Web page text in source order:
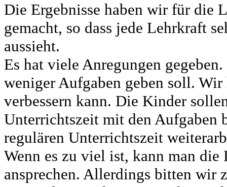
Die Ergebnisse haben wir für die
gemacht, so dass jede Lehrkraft
aussieht.
Es hat viele Anregungen
weniger Aufgaben geben soll.
verbessern kann. Die Kinder
Unterrichtszeit mit den Aufgaben
regulären Unterrichtszeit
Wenn es zu viel ist, kann man
ansprechen. Allerdings bitten wir